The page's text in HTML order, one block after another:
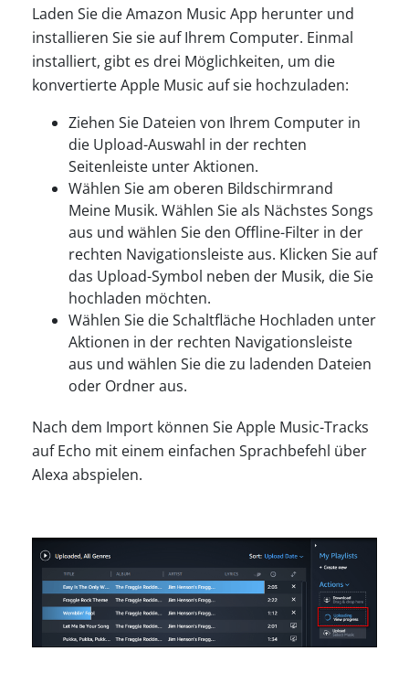
Laden Sie die Amazon Music App herunter und
installieren Sie sie auf Ihrem Computer. Einmal
installiert, gibt es drei Möglichkeiten, um die
konvertierte Apple Music auf sie hochzuladen:
Ziehen Sie Dateien von Ihrem Computer in
die Upload-Auswahl in der rechten
Seitenleiste unter Aktionen.
Wählen Sie am oberen Bildschirmrand
Meine Musik. Wählen Sie als Nächstes Songs
aus und wählen Sie den Offline-Filter in der
rechten Navigationsleiste aus. Klicken Sie auf
das Upload-Symbol neben der Musik, die Sie
hochladen möchten.
Wählen Sie die Schaltfläche Hochladen unter
Aktionen in der rechten Navigationsleiste
aus und wählen Sie die zu ladenden Dateien
oder Ordner aus.
Nach dem Import können Sie Apple Music-Tracks
auf Echo mit einem einfachen Sprachbefehl über
Alexa abspielen.